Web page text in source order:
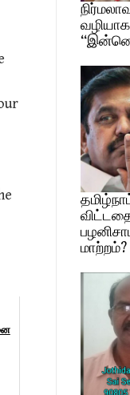
விட்டதை
மாற்றம்?